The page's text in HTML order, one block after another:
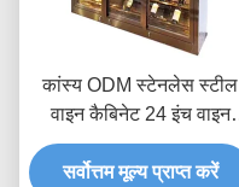
कांस्य ODM स्टेनलेस स्टील
वाइन कैबिनेट 24 इंच वाइन
फ्रिज AC240V
सर्वोत्तम मूल्य प्राप्त करें